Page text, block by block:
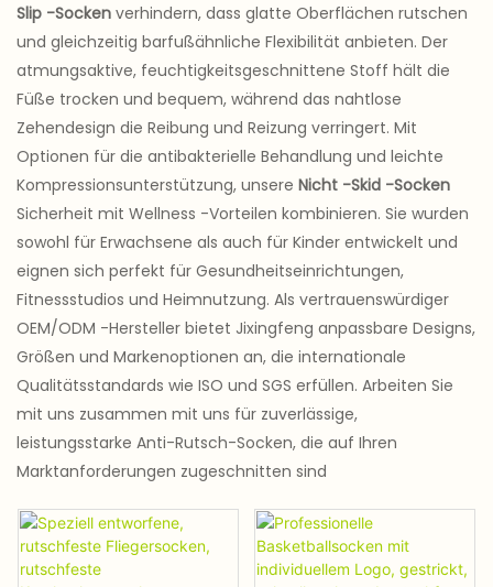
Slip -Socken verhindern, dass glatte Oberflächen rutschen
und gleichzeitig barfußähnliche Flexibilität anbieten. Der
atmungsaktive, feuchtigkeitsgeschnittene Stoff hält die
Füße trocken und bequem, während das nahtlose
Zehendesign die Reibung und Reizung verringert. Mit
Optionen für die antibakterielle Behandlung und leichte
Kompressionsunterstützung, unsere Nicht -Skid -Socken
Sicherheit mit Wellness -Vorteilen kombinieren. Sie wurden
sowohl für Erwachsene als auch für Kinder entwickelt und
eignen sich perfekt für Gesundheitseinrichtungen,
Fitnessstudios und Heimnutzung. Als vertrauenswürdiger
OEM/ODM -Hersteller bietet Jixingfeng anpassbare Designs,
Größen und Markenoptionen an, die internationale
Qualitätsstandards wie ISO und SGS erfüllen. Arbeiten Sie
mit uns zusammen mit uns für zuverlässige,
leistungsstarke Anti-Rutsch-Socken, die auf Ihren
Marktanforderungen zugeschnitten sind